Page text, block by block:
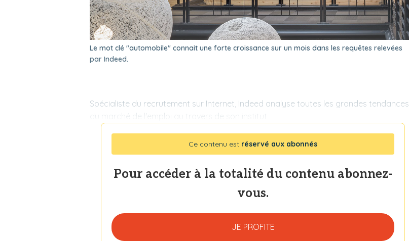
Le mot clé "automobile" connait une forte croissance sur un mois dans les requêtes relevées
par Indeed.
Spécialiste du recrutement sur Internet, Indeed analyse toutes les grandes tendances
du marché de l'emploi au travers de son institut
Ce contenu est réservé aux abonnés
Pour accéder à la totalité du contenu abonnez-
vous.
JE PROFITE